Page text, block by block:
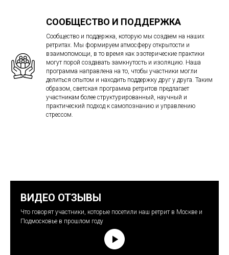
СООБЩЕСТВО И ПОДДЕРЖКА
Сообщество и поддержка, которую мы создаем на наших
ретритах. Мы формируем атмосферу открытости и
взаимопомощи, в то время как эзотерические практики
могут порой создавать замкнутость и изоляцию. Наша
программа направлена на то, чтобы участники могли
делиться опытом и находить поддержку друг у друга. Таким
образом, светская программа ретритов предлагает
участникам более структурированный, научный и
практический подход к самопознанию и управлению
стрессом.
ВИДЕО ОТЗЫВЫ
Что говорят участники, которые посетили наш ретрит в Москве и
Подмосковье в прошлом году